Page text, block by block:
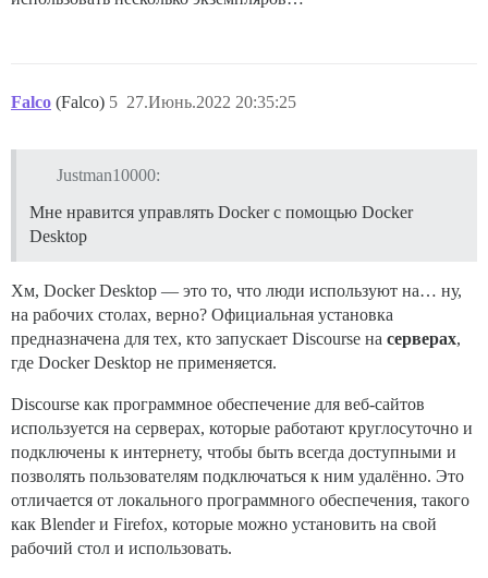
Falco (Falco) 27.Июнь.2022 20:35:25
5
Justman10000:
Мне нравится управлять Docker с помощью Docker
Desktop
Хм, Docker Desktop — это то, что люди используют на… ну,
на рабочих столах, верно? Официальная установка
предназначена для тех, кто запускает Discourse на серверах,
где Docker Desktop не применяется.
Discourse как программное обеспечение для веб-сайтов
используется на серверах, которые работают круглосуточно и
подключены к интернету, чтобы быть всегда доступными и
позволять пользователям подключаться к ним удалённо. Это
отличается от локального программного обеспечения, такого
как Blender и Firefox, которые можно установить на свой
рабочий стол и использовать.